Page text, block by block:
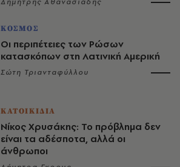
ΚΟΣΜΟΣ
Οι περιπέτειες των Ρώσων
κατασκόπων στη Λατινική Αμερική
Σώτη Τριανταφύλλου
ΚΑΤΟΙΚΙΔΙΑ
Νίκος Χρυσάκης: Το πρόβλημα δεν
είναι τα αδέσποτα, αλλά οι
άνθρωποι